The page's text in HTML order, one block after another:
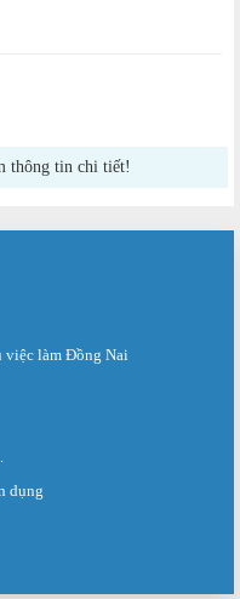
thông tin chi tiết!
việc làm Đồng Nai
dụng
4.300 cơ hội...
Dịch vụ việc làm Đồng...
lần thứ 08/2026 ngày 03